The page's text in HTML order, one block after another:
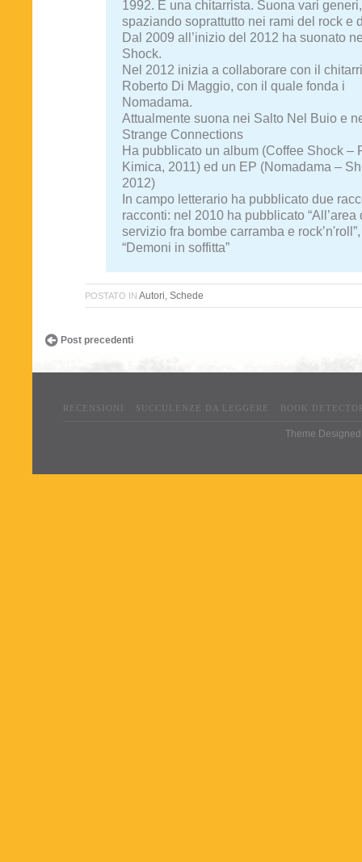
1992. È una chitarrista. Suona vari generi,
spaziando soprattutto nei rami del rock e
Dal 2009 all’inizio del 2012 ha suonato
Shock.
Nel 2012 inizia a collaborare con il
Roberto Di Maggio, con il quale fonda i
Nomadama.
Attualmente suona nei Salto Nel Buio e
Strange Connections
Ha pubblicato un album (Coffee Shock –
Kimica, 2011) ed un EP (Nomadama –
2012)
In campo letterario ha pubblicato due
racconti: nel 2010 ha pubblicato “All’area
servizio fra bombe carramba e
“Demoni in soffitta”
POSTATO IN Autori, Schede
Post precedenti
RECENSIONI SUCCULENZE DA LEGGERE BOOK
Theme